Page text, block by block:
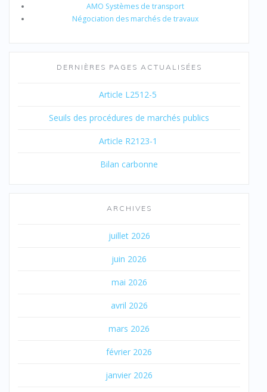
AMO Systèmes de transport
Négociation des marchés de travaux
DERNIÈRES PAGES ACTUALISÉES
Article L2512-5
Seuils des procédures de marchés publics
Article R2123-1
Bilan carbonne
ARCHIVES
juillet 2026
juin 2026
mai 2026
avril 2026
mars 2026
février 2026
janvier 2026